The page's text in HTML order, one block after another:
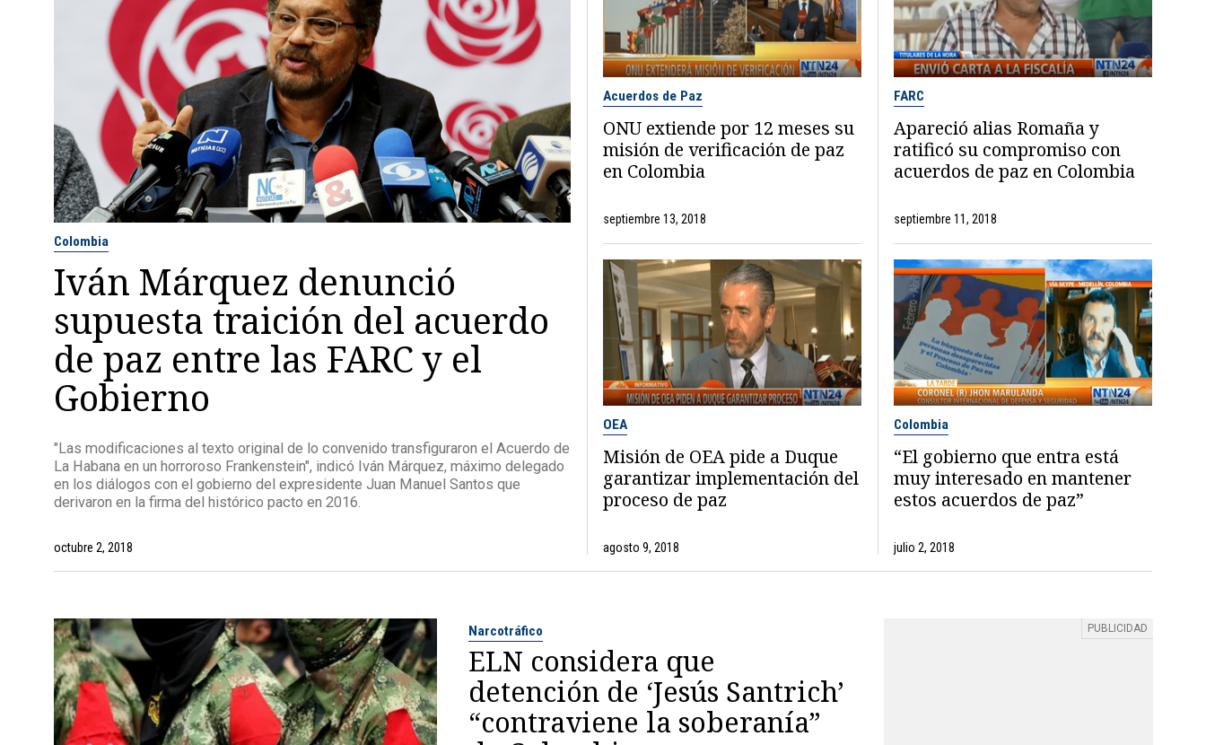
Colombia
Iván Márquez denunció
supuesta traición del acuerdo
de paz entre las FARC y el
Gobierno
"Las modificaciones al texto original de lo convenido transfiguraron el Acuerdo de
La Habana en un horroroso Frankenstein", indicó Iván Márquez, máximo delegado
en los diálogos con el gobierno del expresidente Juan Manuel Santos que
derivaron en la firma del histórico pacto en 2016.
octubre 2, 2018
Acuerdos de Paz
ONU extiende por 12 meses su
misión de verificación de paz
en Colombia
septiembre 13, 2018
FARC
Apareció alias Romaña y
ratificó su compromiso con
acuerdos de paz en Colombia
septiembre 11, 2018
OEA
Misión de OEA pide a Duque
garantizar implementación del
proceso de paz
agosto 9, 2018
Colombia
“El gobierno que entra está
muy interesado en mantener
estos acuerdos de paz”
julio 2, 2018
Narcotráfico
ELN considera que
detención de ‘Jesús Santrich’
“contraviene la soberanía”